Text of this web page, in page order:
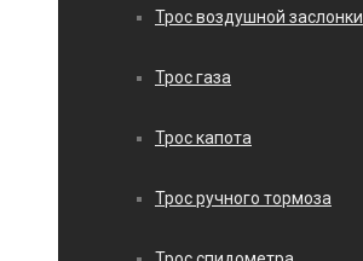
Трос воздушной заслонки
Трос газа
Трос капота
Трос ручного тормоза